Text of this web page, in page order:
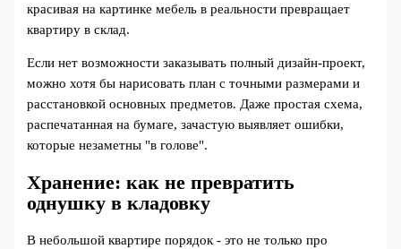
красивая на картинке мебель в реальности превращает
квартиру в склад.
Если нет возможности заказывать полный дизайн-проект,
можно хотя бы нарисовать план с точными размерами и
расстановкой основных предметов. Даже простая схема,
распечатанная на бумаге, зачастую выявляет ошибки,
которые незаметны "в голове".
Хранение: как не превратить
однушку в кладовку
В небольшой квартире порядок - это не только про